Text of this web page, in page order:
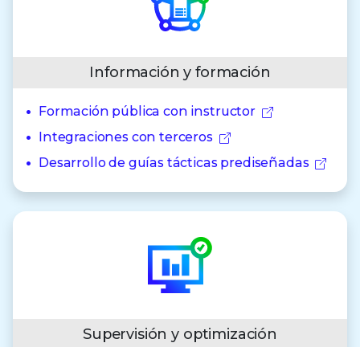
Información y formación
Formación pública con instructor
Integraciones con terceros
Desarrollo de guías tácticas prediseñadas
Supervisión y optimización